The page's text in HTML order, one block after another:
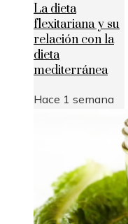
La dieta
flexitariana y su
relación con la
dieta
mediterránea
Hace 1 semana